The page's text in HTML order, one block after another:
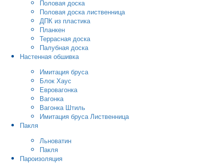
Половая доска
Половая доска лиственница
ДПК из пластика
Планкен
Террасная доска
Палубная доска
Настенная обшивка
Имитация бруса
Блок Хаус
Евровагонка
Вагонка
Вагонка Штиль
Имитация бруса Лиственница
Пакля
Льноватин
Пакля
Пароизоляция